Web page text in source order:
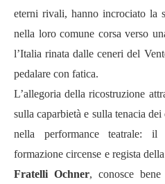
eterni rivali, hanno incrociato la
nella loro comune corsa verso
l’Italia rinata dalle ceneri del
pedalare con fatica.
L’allegoria della ricostruzione
sulla caparbietà e sulla tenacia
nella performance teatrale:
formazione circense e regista
Fratelli Ochner, conosce